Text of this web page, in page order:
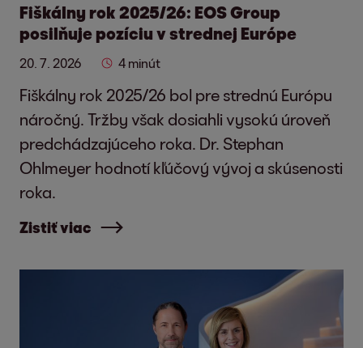
Fiškálny rok 2025/26: EOS Group
posilňuje pozíciu v strednej Európe
20. 7. 2026 4 minút
Fiškálny rok 2025/26 bol pre strednú Európu
náročný. Tržby však dosiahli vysokú úroveň
predchádzajúceho roka. Dr. Stephan
Ohlmeyer hodnotí kľúčový vývoj a skúsenosti
roka.
Zistiť viac